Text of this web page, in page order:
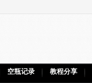
空瓶记录 教程分享